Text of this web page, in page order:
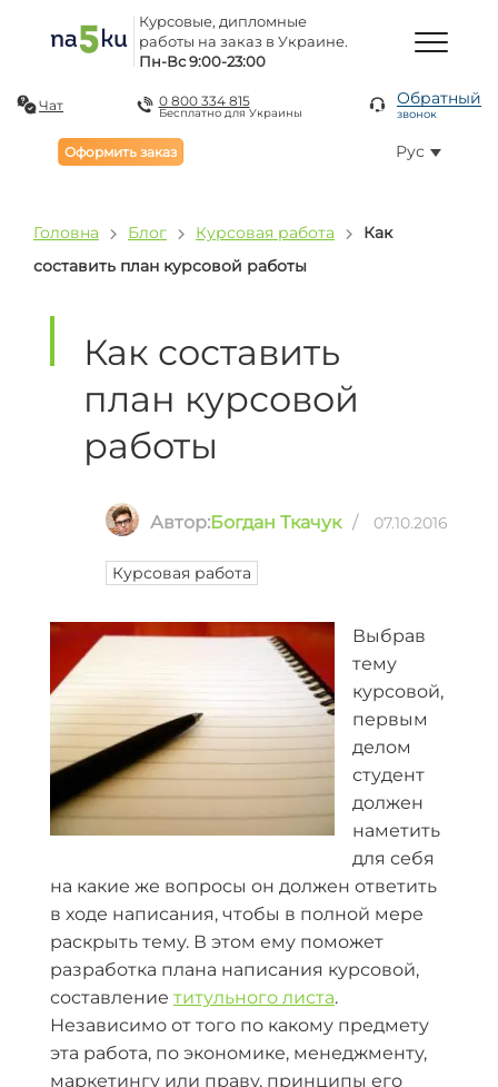
Курсовые, дипломные
работы на заказ в Украине.
Пн-Вс 9:00-23:00
Чат 0 800 334 815
Бесплатно для Украины
Обратный
звонок
Оформить заказ Рус
Головна Блог Курсовая работа
Как
составить план курсовой работы
Как составить
план курсовой
работы
Автор:Богдан Ткачук / 07.10.2016
Курсовая работа
Выбрав
тему
курсовой,
первым
делом
студент
должен
наметить
для себя
на какие же вопросы он должен ответить
в ходе написания, чтобы в полной мере
раскрыть тему. В этом ему поможет
разработка плана написания курсовой,
составление титульного листа.
Независимо от того по какому предмету
эта работа, по экономике, менеджменту,
маркетингу или праву, принципы его